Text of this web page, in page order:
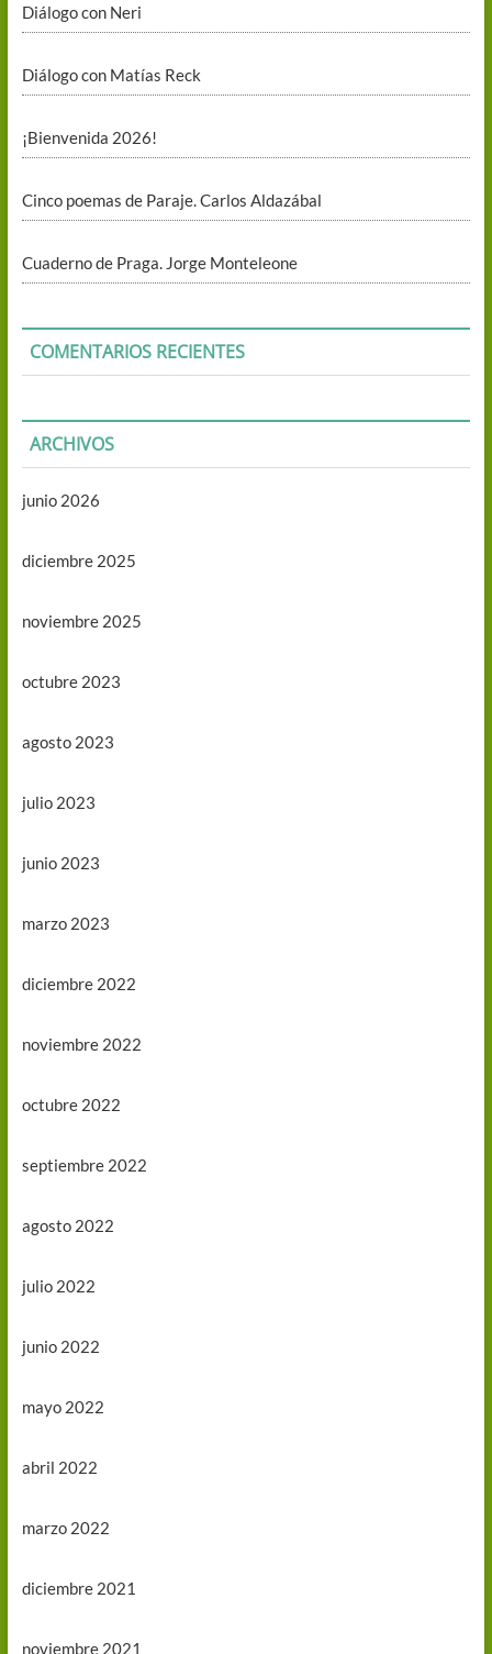
Diálogo con Neri
Diálogo con Matías Reck
¡Bienvenida 2026!
Cinco poemas de Paraje. Carlos Aldazábal
Cuaderno de Praga. Jorge Monteleone
COMENTARIOS RECIENTES
ARCHIVOS
junio 2026
diciembre 2025
noviembre 2025
octubre 2023
agosto 2023
julio 2023
junio 2023
marzo 2023
diciembre 2022
noviembre 2022
octubre 2022
septiembre 2022
agosto 2022
julio 2022
junio 2022
mayo 2022
abril 2022
marzo 2022
diciembre 2021
noviembre 2021